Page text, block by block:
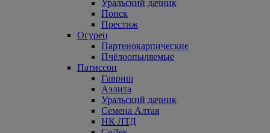
Уральский дачник
Поиск
Престиж
Огурец
Партенокарпические
Пчёлоопыляемые
Патиссон
Гавриш
Аэлита
Уральский дачник
Семена Алтая
НК ЛТД